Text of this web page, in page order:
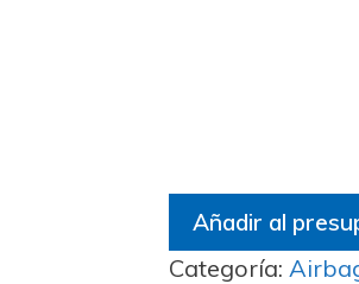
Añadir al
Categoría: